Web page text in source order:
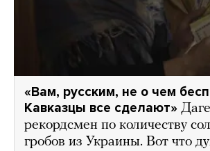
«Вам, русским, не о чем
Кавказцы все сделают»
рекордсмен по количеству
гробов из Украины. Вот что